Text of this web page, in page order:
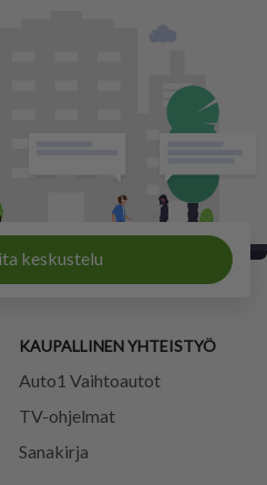
keskustelu
KAUPALLINEN YHTEISTYÖ
Auto1 Vaihtoautot
TV-ohjelmat
Sanakirja